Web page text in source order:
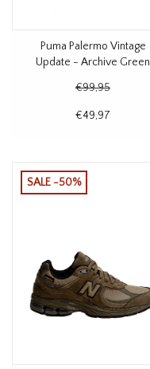
Puma Palermo Vintage
Update - Archive Green
€99,95
€49,97
SALE -50%